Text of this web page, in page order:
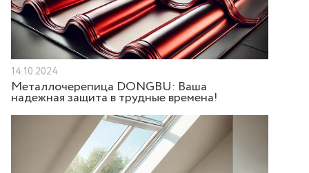
14.10.2024
Металлочерепица DONGBU: Ваша
надежная защита в трудные времена!